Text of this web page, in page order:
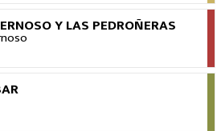
Y LAS PEDROÑERAS
VER